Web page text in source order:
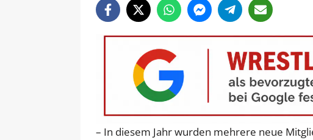
– In diesem Jahr wurden mehrere neue